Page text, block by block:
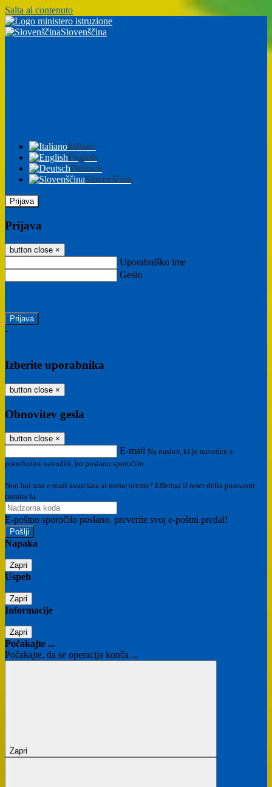
Salta al contenuto
Slovenščina
Italiano
English
Deutsch
Slovenščina
Prijava
Prijava
button close ×
Uporabniško ime
Geslo
-
Izberite uporabnika
button close ×
Obnovitev gesla
button close ×
E-mail Na naslov, ki je naveden s
potrebnimi navodili, bo poslano sporočilo.
Non hai una e-mail associata al nome utente? Effettua il reset della password
tramite la
E-poštno sporočilo poslano, preverite svoj e-poštni predal!
Napaka
Zapri
Uspeh
Zapri
Informacije
Zapri
Počakajte ...
Počakajte, da se operacija konča ...
Zapri